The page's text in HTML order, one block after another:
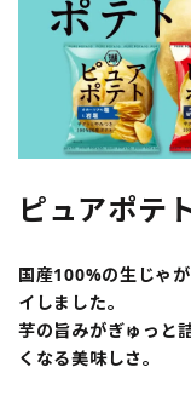
ピュアポテ
国産100%の生じゃ
イしました。
芋の旨みがぎゅっと
くなる美味しさ。